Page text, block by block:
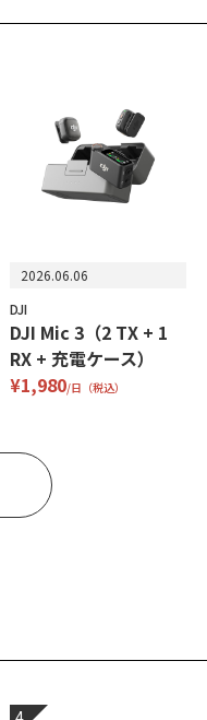
2026.06.06
DJI
DJI Mic 3（2 TX + 1
RX + 充電ケース）
¥1,980/日（税込）